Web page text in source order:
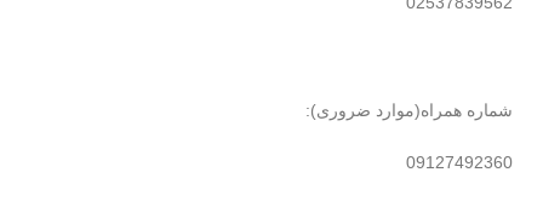
شماره همراه(موارد ضروری):
09127492360